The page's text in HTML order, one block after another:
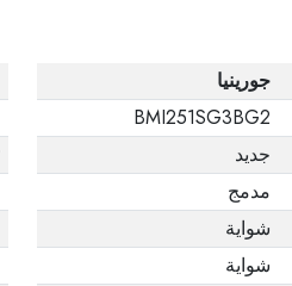
جورينيا
BMI251SG3BG2
جديد
مدمج
شواية
شواية